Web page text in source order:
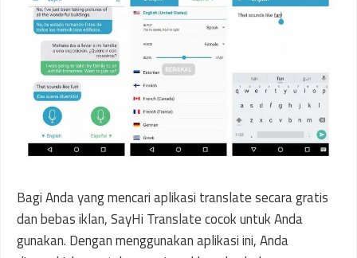
Bagi Anda yang mencari aplikasi translate secara gratis
dan bebas iklan, SayHi Translate cocok untuk Anda
gunakan. Dengan menggunakan aplikasi ini, Anda